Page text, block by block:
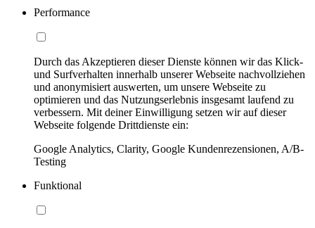
Performance
Durch das Akzeptieren dieser Dienste können wir das Klick-
und Surfverhalten innerhalb unserer Webseite nachvollziehen
und anonymisiert auswerten, um unsere Webseite zu
optimieren und das Nutzungserlebnis insgesamt laufend zu
verbessern. Mit deiner Einwilligung setzen wir auf dieser
Webseite folgende Drittdienste ein:
Google Analytics, Clarity, Google Kundenrezensionen, A/B-
Testing
Funktional